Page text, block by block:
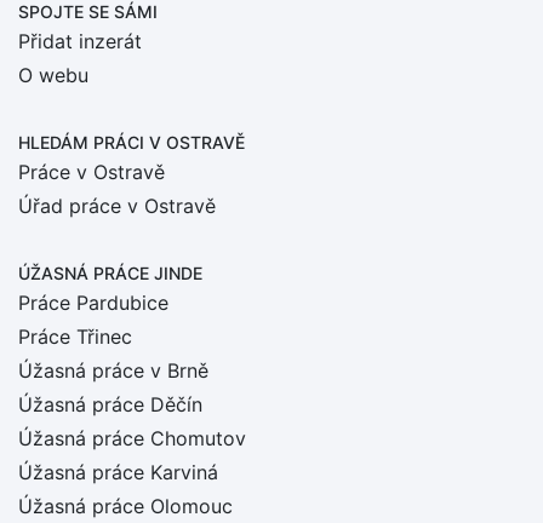
SPOJTE SE SÁMI
Přidat inzerát
O webu
HLEDÁM PRÁCI V OSTRAVĚ
Práce v Ostravě
Úřad práce v Ostravě
ÚŽASNÁ PRÁCE JINDE
Práce Pardubice
Práce Třinec
Úžasná práce v Brně
Úžasná práce Děčín
Úžasná práce Chomutov
Úžasná práce Karviná
Úžasná práce Olomouc